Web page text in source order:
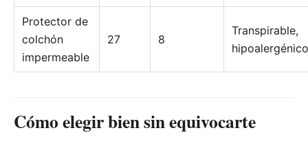
Protector de
colchón
impermeable
27 8
Transpirable,
Cómo elegir bien sin equivocarte